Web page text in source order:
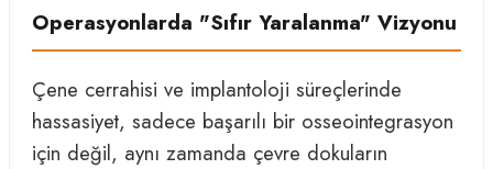
Operasyonlarda "Sıfır Yaralanma" Vizyonu
Çene cerrahisi ve implantoloji süreçlerinde
hassasiyet, sadece başarılı bir osseointegrasyon
için değil, aynı zamanda çevre dokuların